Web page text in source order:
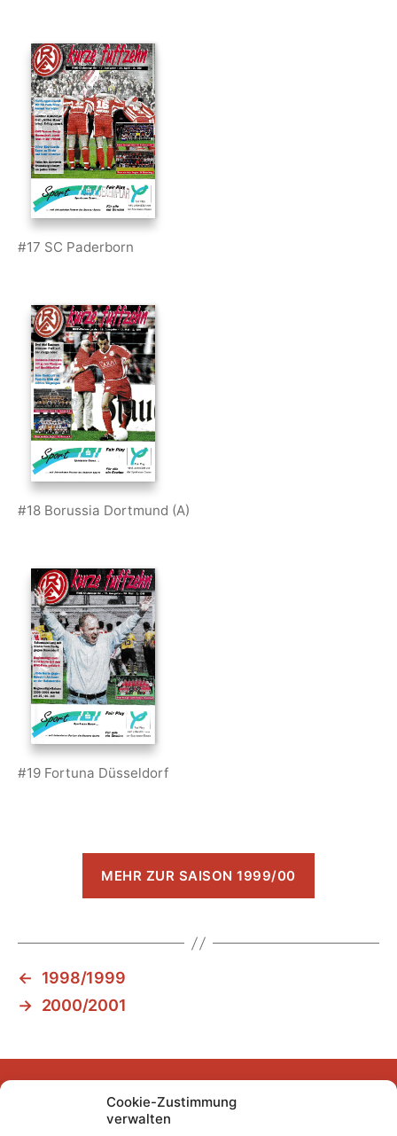
Cookie-Zustimmung
verwalten
#17 SC Paderborn
#18 Borussia Dortmund (A)
#19 Fortuna Düsseldorf
MEHR ZUR SAISON 1999/00
←
1998/1999
→ 2000/2001
FacebookInstagram
YouTubeMastodon
Bluesky